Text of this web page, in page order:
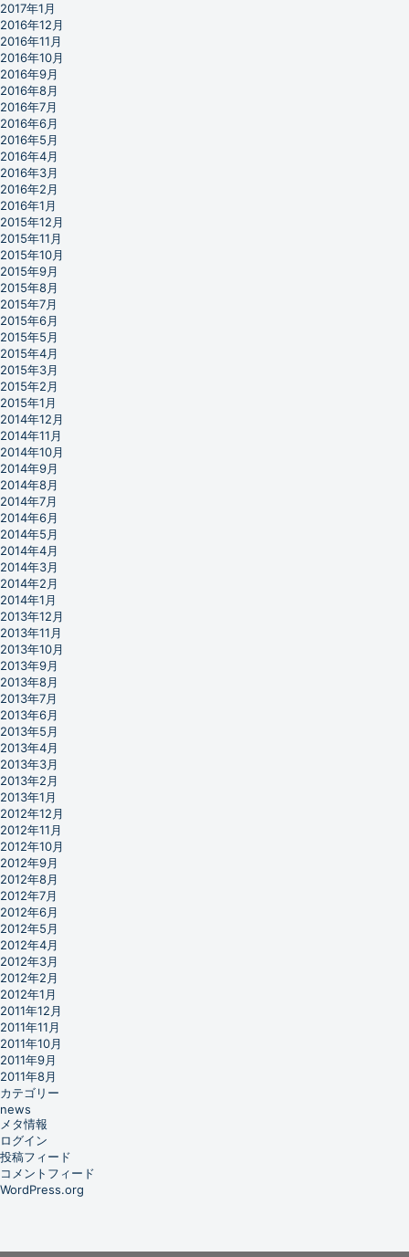
2017年1月
2016年12月
2016年11月
2016年10月
2016年9月
2016年8月
2016年7月
2016年6月
2016年5月
2016年4月
2016年3月
2016年2月
2016年1月
2015年12月
2015年11月
2015年10月
2015年9月
2015年8月
2015年7月
2015年6月
2015年5月
2015年4月
2015年3月
2015年2月
2015年1月
2014年12月
2014年11月
2014年10月
2014年9月
2014年8月
2014年7月
2014年6月
2014年5月
2014年4月
2014年3月
2014年2月
2014年1月
2013年12月
2013年11月
2013年10月
2013年9月
2013年8月
2013年7月
2013年6月
2013年5月
2013年4月
2013年3月
2013年2月
2013年1月
2012年12月
2012年11月
2012年10月
2012年9月
2012年8月
2012年7月
2012年6月
2012年5月
2012年4月
2012年3月
2012年2月
2012年1月
2011年12月
2011年11月
2011年10月
2011年9月
2011年8月
カテゴリー
news
メタ情報
ログイン
投稿フィード
コメントフィード
WordPress.org